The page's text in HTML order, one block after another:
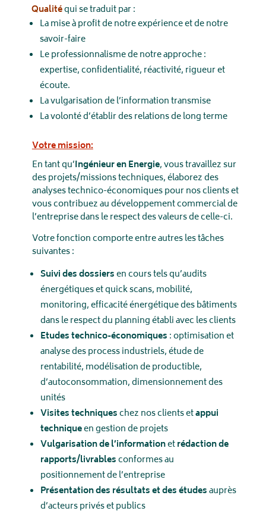
Qualitéqui se traduit par :
La mise à profit de notre expérience et de notre
savoir-faire
Le professionnalisme de notre approche :
expertise, confidentialité, réactivité, rigueur et
écoute.
La vulgarisation de l’information transmise
La volonté d’établir des relations de long terme
Votre mission:
En tant qu’Ingénieur en Energie, vous travaillez sur
des projets/missions techniques, élaborez des
analyses technico-économiques pour nos clients et
vous contribuez au développement commercial de
l’entreprise dans le respect des valeurs de celle-ci.
Votre fonction comporte entre autres les tâches
suivantes :
Suivi des dossiersen cours tels qu’audits
énergétiques et quick scans, mobilité,
monitoring, efficacité énergétique des bâtiments
dans le respect du planning établi avec les clients
Etudes technico-économiques : optimisation et
analyse des process industriels, étude de
rentabilité, modélisation de productible,
d’autoconsommation, dimensionnement des
unités
Visites techniqueschez nos clients etappui
techniqueen gestion de projets
Vulgarisation de l’informationetrédaction de
rapports/livrablesconformes au
positionnement de l’entreprise
Présentation des résultats et des étudesauprès
d’acteurs privés et publics